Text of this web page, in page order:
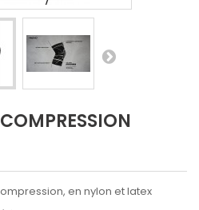
en nylon et latex